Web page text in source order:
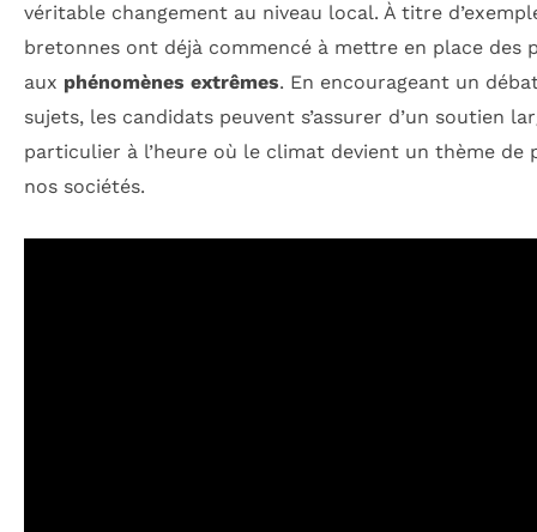
véritable changement au niveau local. À titre
bretonnes ont déjà commencé à mettre en place des
aux phénomènes extrêmes. En encourageant un
sujets, les candidats peuvent s’assurer d’un soutien
particulier à l’heure où le climat devient un thème de
nos sociétés.